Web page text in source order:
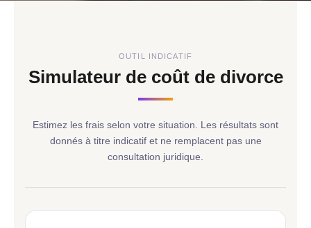
OUTIL INDICATIF
Simulateur de coût de divorce
Estimez les frais selon votre situation. Les résultats sont
donnés à titre indicatif et ne remplacent pas une
consultation juridique.